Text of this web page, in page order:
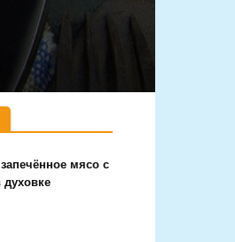
мясо с
духовке